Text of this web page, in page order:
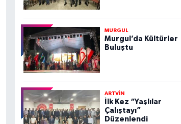
MURGUL
Murgul’da Kültürler
Buluştu
ARTVİN
İlk Kez “Yaşlılar
Çalıştayı”
Düzenlendi